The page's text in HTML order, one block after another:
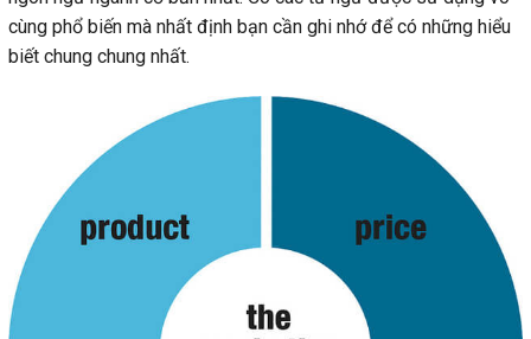
cùng phổ biến mà nhất định bạn cần ghi nhớ để có những hiểu
biết chung chung nhất.